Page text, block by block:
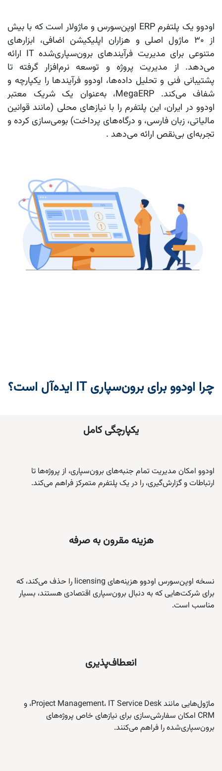
اودوو یک پلتفرم ERP اوپن‌سورس و ماژولار است که با بیش
از 30 ماژول اصلی و هزاران اپلیکیشن اضافی، ابزارهای
متنوعی برای مدیریت فرآیندهای برون‌سپاری‌شده IT ارائه
می‌دهد. از مدیریت پروژه و توسعه نرم‌افزار گرفته تا
پشتیبانی فنی و تحلیل داده‌ها، اودوو فرآیندها را یکپارچه و
شفاف می‌کند. MegaERP، به‌عنوان یک شریک معتبر
اودوو در ایران، این پلتفرم را با نیازهای محلی (مانند قوانین
مالیاتی، زبان فارسی، و درگاه‌های پرداخت) بومی‌سازی کرده و
تجربه‌ای بی‌نقص ارائه می‌دهد .
چرا اودوو برای برون‌سپاری IT ایده‌آل است؟
یکپارچگی کامل
اودوو امکان مدیریت تمام جنبه‌های برون‌سپاری، از پروژه‌ها تا
ارتباطات و گزارش‌گیری، را در یک پلتفرم متمرکز فراهم می‌کند.
هزینه مقرون به صرفه
نسخه اوپن‌سورس اودوو هزینه‌های licensing را حذف می‌کند، که
برای شرکت‌هایی که به دنبال برون‌سپاری اقتصادی هستند، بسیار
مناسب است.
انعطاف‌پذیری
ماژول‌هایی مانند Project Management، IT Service Desk، و
CRM امکان سفارشی‌سازی برای نیازهای خاص پروژه‌های
برون‌سپاری‌شده را فراهم می‌کنند.